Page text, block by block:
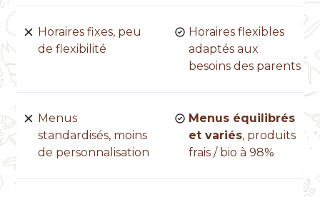
Horaires fixes, peu
de flexibilité
Horaires flexibles
adaptés aux
besoins des parents
Menus
standardisés, moins
de personnalisation
Menus équilibrés
et variés, produits
frais / bio à 98%